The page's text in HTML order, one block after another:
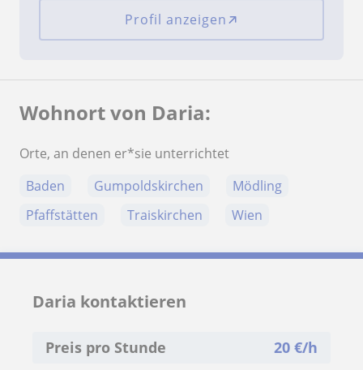
Profil anzeigen
Wohnort von Daria:
Orte, an denen er*sie unterrichtet
Baden
Gumpoldskirchen
Mödling
Pfaffstätten
Traiskirchen Wien
Daria kontaktieren
Preis pro Stunde 20€/h